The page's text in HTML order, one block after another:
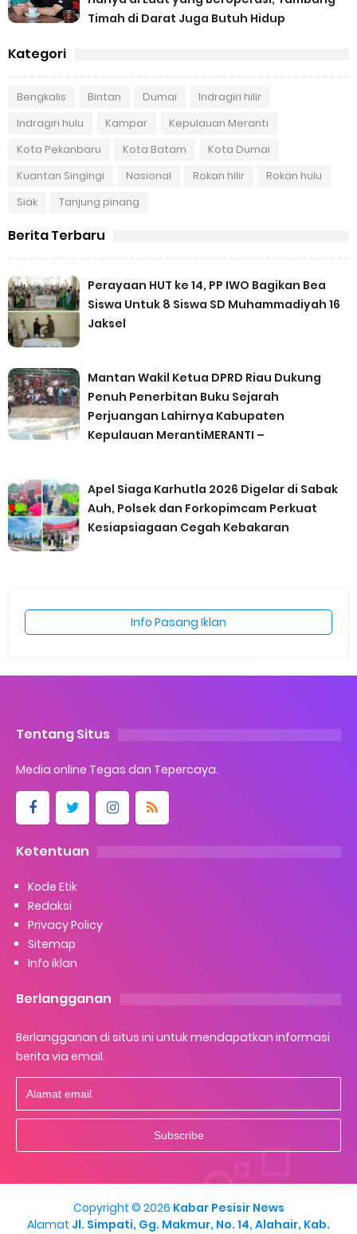
Timah di Darat Juga Butuh Hidup
Kategori
Bengkalis Bintan Dumai
Indragiri hilir
Indragiri hulu
Kampar
Kepulauan Meranti
Kota Pekanbaru
Kota Batam
Kota Dumai
Kuantan Singingi
Nasional Rokan hilir
Rokan hulu
Siak
Tanjung pinang
Berita Terbaru
Perayaan HUT ke 14, PP IWO Bagikan Bea
Siswa Untuk 8 Siswa SD Muhammadiyah 16
Jaksel
Mantan Wakil Ketua DPRD Riau Dukung
Penuh Penerbitan Buku Sejarah
Perjuangan Lahirnya Kabupaten
Kepulauan MerantiMERANTI –
Apel Siaga Karhutla 2026 Digelar di Sabak
Auh, Polsek dan Forkopimcam Perkuat
Kesiapsiagaan Cegah Kebakaran
Info Pasang Iklan
Tentang Situs
Media online Tegas dan Tepercaya.
Ketentuan
Kode Etik
Redaksi
Privacy Policy
Sitemap
Info iklan
Berlangganan
Berlangganan di situs ini untuk mendapatkan informasi
berita via email.
Copyright © 2026 Kabar Pesisir News
Alamat Jl. Simpati, Gg. Makmur, No. 14, Alahair, Kab.